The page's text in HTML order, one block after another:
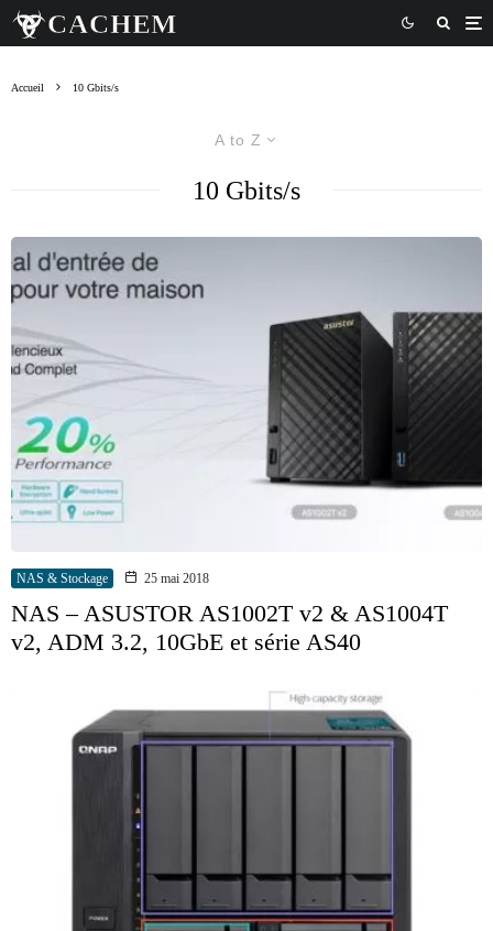
Accueil 10 Gbits/s
A to Z
10 Gbits/s
NAS & Stockage 25 mai 2018
NAS – ASUSTOR AS1002T v2 & AS1004T
v2, ADM 3.2, 10GbE et série AS40